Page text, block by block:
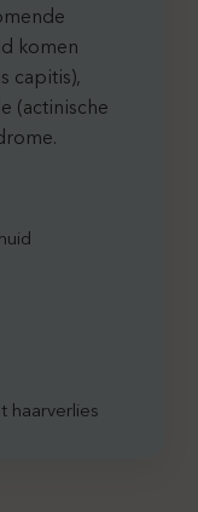
komen
capitis),
(actinische
haarverlies